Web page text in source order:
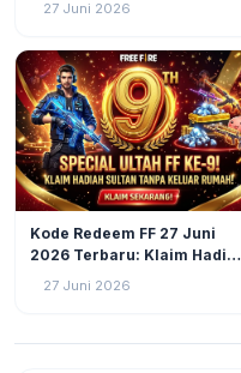
27 Juni 2026
Kode Redeem FF 27 Juni
2026 Terbaru: Klaim Hadiah
27 Juni 2026